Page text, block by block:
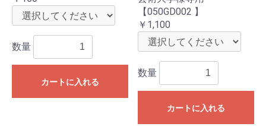
数量
カートに入れる
【050GD002 】
￥1,100
数量
カートに入れる